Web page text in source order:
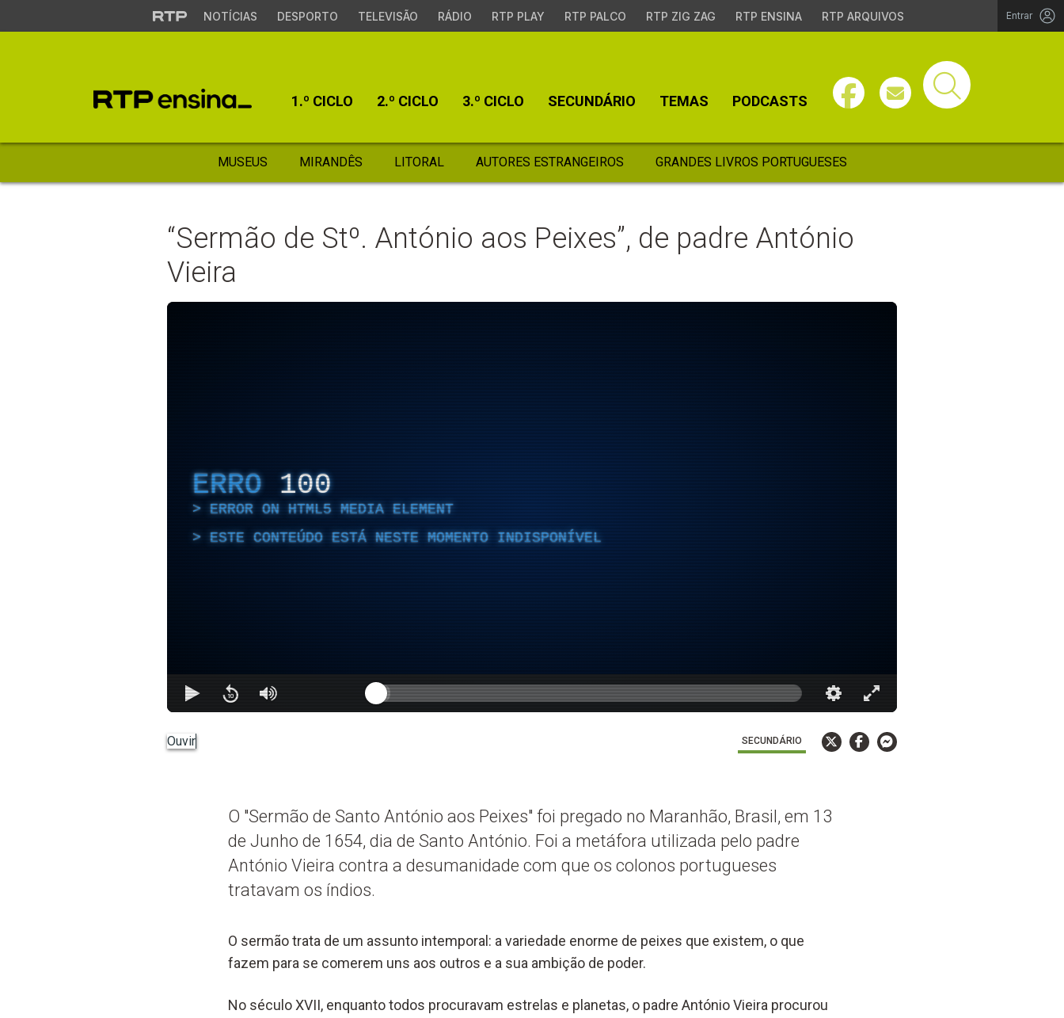
NOTÍCIAS DESPORTO TELEVISÃO RÁDIO RTP PLAY RTP PALCO RTP ZIG ZAG RTP ENSINA RTP ARQUIVOS Entrar
1.º CICLO 2.º CICLO 3.º CICLO SECUNDÁRIO TEMAS PODCASTS
MUSEUS MIRANDÊS LITORAL AUTORES ESTRANGEIROS GRANDES LIVROS PORTUGUESES
“Sermão de Stº. António aos Peixes”, de padre António
Vieira
ERRO 100
ERROR ON HTML5 MEDIA ELEMENT
ESTE CONTEÚDO ESTÁ NESTE MOMENTO INDISPONÍVEL
Ouvir SECUNDÁRIO
O "Sermão de Santo António aos Peixes" foi pregado no Maranhão, Brasil, em 13
de Junho de 1654, dia de Santo António. Foi a metáfora utilizada pelo padre
António Vieira contra a desumanidade com que os colonos portugueses
tratavam os índios.
O sermão trata de um assunto intemporal: a variedade enorme de peixes que existem, o que
fazem para se comerem uns aos outros e a sua ambição de poder.
No século XVII, enquanto todos procuravam estrelas e planetas, o padre António Vieira procurou